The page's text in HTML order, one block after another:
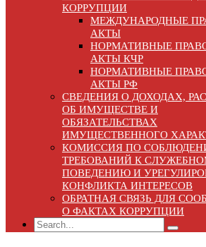
КОРРУПЦИИ
МЕЖДУНАРОДНЫЕ
АКТЫ
НОРМАТИВНЫЕ
АКТЫ КЧР
НОРМАТИВНЫЕ
АКТЫ РФ
СВЕДЕНИЯ О ДОХОДАХ,
ОБ ИМУЩЕСТВЕ И
ОБЯЗАТЕЛЬСТВАХ
ИМУЩЕСТВЕННОГО
КОМИССИЯ ПО
ТРЕБОВАНИЙ К
ПОВЕДЕНИЮ И
КОНФЛИКТА ИНТЕРЕСОВ
ОБРАТНАЯ СВЯЗЬ ДЛЯ
О ФАКТАХ КОРРУПЦИИ